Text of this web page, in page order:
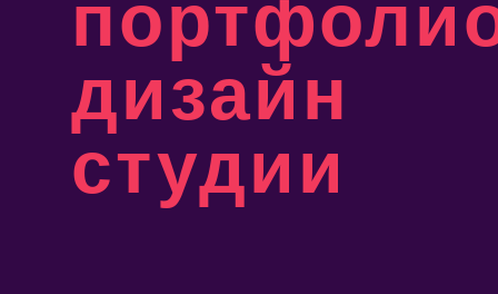
дизайн
студии